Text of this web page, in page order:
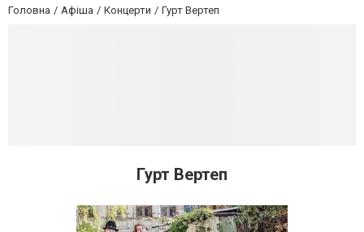
Головна Афіша Концерти Гурт Вертеп
Гурт Вертеп